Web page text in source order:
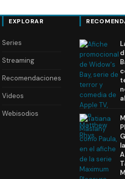
EXPLORAR
Series
Streaming
Recomendaciones
Videos
Webisodios